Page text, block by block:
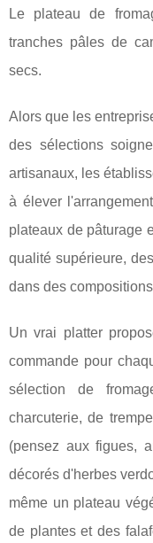
Le plateau de
tranches pâles de
secs.
Alors que les
des sélections
artisanaux, les
à élever
plateaux de pâturage
qualité supérieure,
dans des
Un vrai platter
commande pour
sélection de
charcuterie, de
(pensez aux figues,
décorés d'herbes
même un plateau
de plantes et des